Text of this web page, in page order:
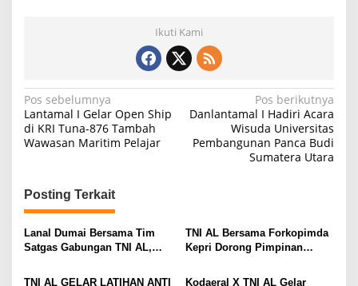
Ikuti Kami
N
a
v
g
a
s
Pos sebelumnya
Lantamal I Gelar Open Ship
di KRI Tuna-876 Tambah
Wawasan Maritim Pelajar
Pos berikutnya
Danlantamal I Hadiri Acara
Wisuda Universitas
Pembangunan Panca Budi
Sumatera Utara
Posting Terkait
Lanal Dumai Bersama Tim
Satgas Gabungan TNI AL,
Penyelundupan 200 Ton
TNI AL Bersama Forkopimda
Kepri Dorong Pimpinan
Pembayaran Zakat
TNI AL GELAR LATIHAN ANTI
Kodaeral X TNI AL Gelar